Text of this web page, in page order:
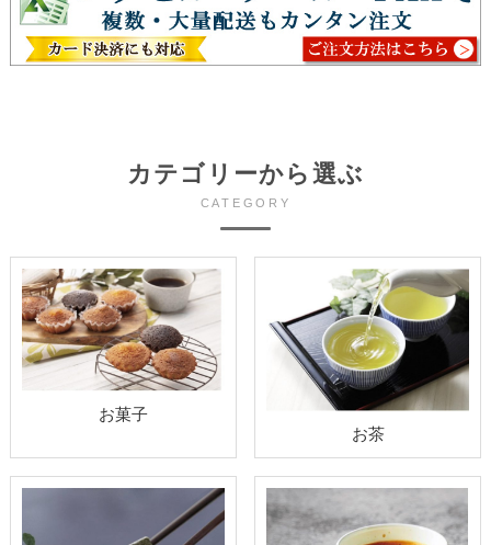
カテゴリーから選ぶ
CATEGORY
お菓子
お茶